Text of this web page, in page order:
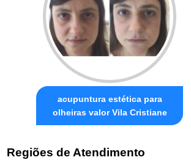
acupuntura estética para
olheiras valor Vila Cristiane
Regiões de Atendimento